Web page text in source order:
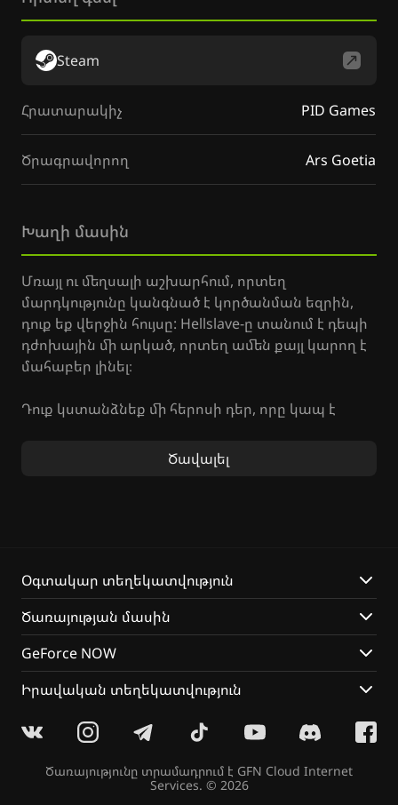
Խաղի մասին
Մռայլ ու մեղսալի աշխարհում, որտեղ
մարդկությունը կանգնած է կործանման եզրին,
դուք եք վերջին հույսը: Hellslave-ը տանում է դեպի
դժոխային մի արկած, որտեղ ամեն քայլ կարող է
մահաբեր լինել։
Դուք կստանձնեք մի հերոսի դեր, որը կապ է
փրկելու համար։ Յուրաքանչյուր ճակատամարտ
պահանջում է ռազմավարական մտածողություն և
գաղտնիքները:
Ձեզ սպասում են.
Մթնոլորտային և դաժան աշխարհ.
Դերախաղային խորը մեխանիզմներ.
Պատրա՞ստ եք ընդունել մարտահրավերը և
աշխարհը։
Ծավալել
Steam
Հրատարակիչ PID Games
Ծրագրավորող Ars Goetia
Օգտակար տեղեկատվություն
Ծառայության մասին
GeForce NOW
Իրավական տեղեկատվություն
Ծառայությունը տրամադրում է GFN Cloud Internet
Services. © 2026